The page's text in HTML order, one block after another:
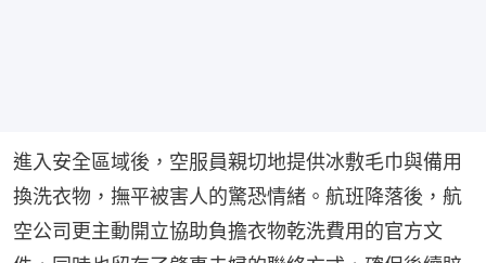
進入安全區域後，空服員親切地提供冰敷毛巾與備用
換洗衣物，撫平被害人的驚恐情緒。航班降落後，航
空公司更主動開立協助負擔衣物乾洗費用的官方文